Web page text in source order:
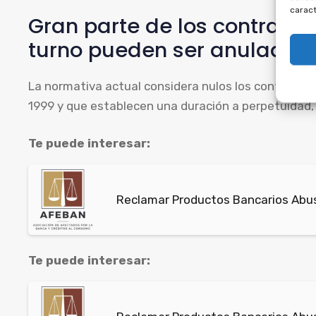
Gran parte de los
turno pueden ser anulados
La normativa actual considera nulos los contratos
1999 y que establecen una duración a
Te puede interesar:
Reclamar Productos Bancarios
Te puede interesar: